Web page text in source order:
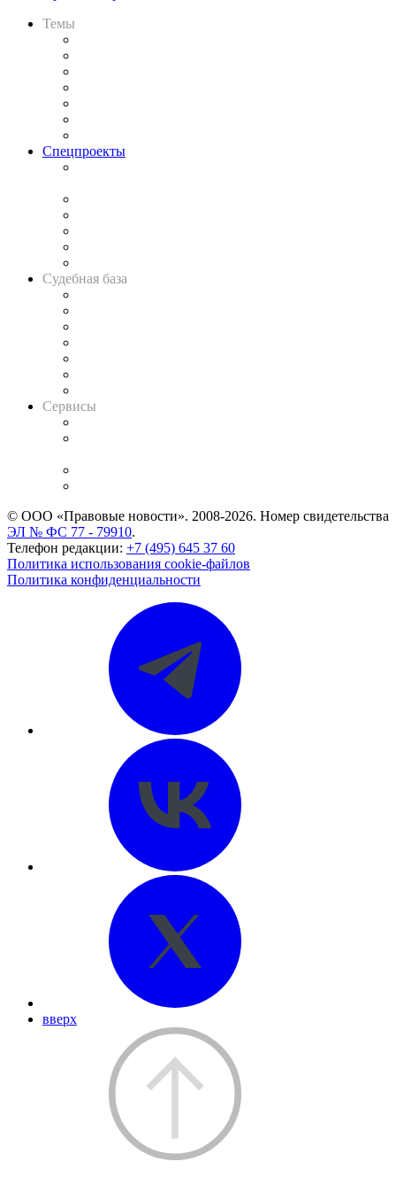
Темы
Спецпроекты
Судебная база
Сервисы
© ООО «Правовые новости». 2008-2026. Номер свидетельства
ЭЛ № ФС 77 - 79910.
Телефон редакции: +7 (495) 645 37 60
Политика использования cookie-файлов
Политика конфиденциальности
вверх